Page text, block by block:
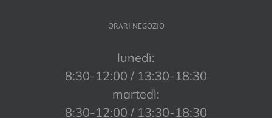
ORARI NEGOZIO
lunedì:
8:30-12:00 / 13:30-18:30
martedì:
8:30-12:00 / 13:30-18:30